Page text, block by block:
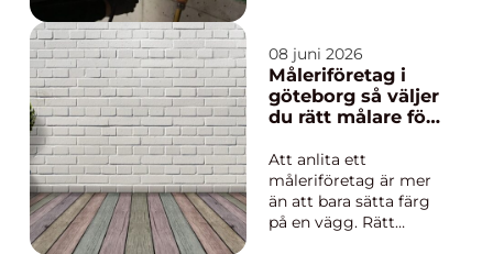
eller moderniseras
uppstår ofta behovet
av öppningar för
installationer,
eller fönster. Då spelar
betonghåltagning en
avgörande r...
08 juni 2026
Måleriföretag i
göteborg så väljer
du rätt målare för
Att anlita ett
måleriföretag är mer
än att bara sätta färg
på en vägg. Rätt